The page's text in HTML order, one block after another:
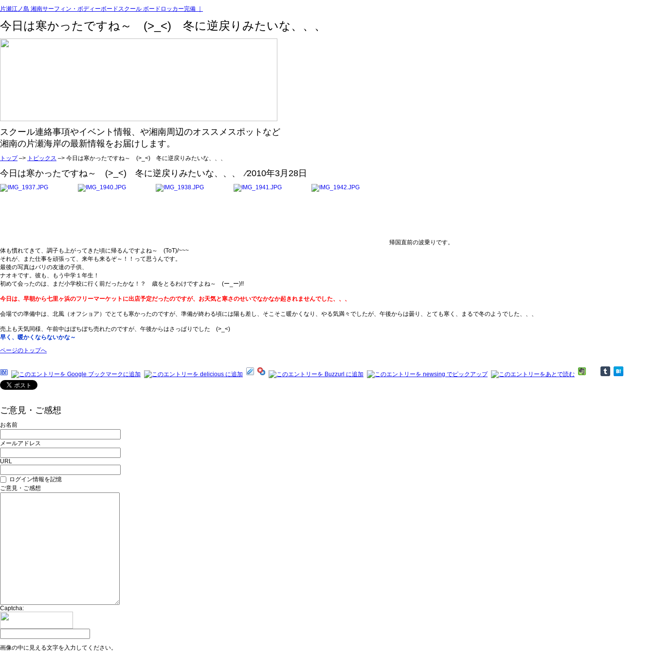
片瀬江ノ島 湘南サーフィン・ボディーボードスクール ボードロッカー完備 ｜
今日は寒かったですね～ (>_<) 冬に逆戻りみたいな、、、
スクール連絡事項やイベント情報、や湘南周辺のオススメスポットなど
湘南の片瀬海岸の最新情報をお届けします。
トップ–> トピックス –> 今日は寒かったですね～ (>_<) 冬に逆戻りみたいな、、、
今日は寒かったですね～ (>_<) 冬に逆戻りみたいな、、、 ⁄2010年3月28日
帰国直前の波乗りです。
体も慣れてきて、調子も上がってきた頃に帰るんですよね～ (ToT)/~~~
それが、また仕事を頑張って、来年も来るぞ～！！って思うんです。
最後の写真はバリの友達の子供、
ナオキです。彼も、もう中学１年生！
初めて会ったのは、まだ小学校に行く前だったかな！？ 歳をとるわけですよね～ (ー_ー)!!
今日は、早朝から七里ヶ浜のフリーマーケットに出店予定だったのですが、お天気と寒さのせいでなかなか起きれませんでした、、、
会場での準備中は、北風（オフショア）でとても寒かったのですが、準備が終わる頃には陽も差し、そこそこ暖かくなり、やる気満々でしたが、午後からは曇り、とても寒く、まるで冬のようでした、、、
売上も天気同様、午前中はぼちぼち売れたのですが、午後からはさっぱりでした (>_<)
早く、暖かくならないかな～
ページのトップへ
ご意見・ご感想
お名前
メールアドレス
URL
ログイン情報を記憶
ご意見・ご感想
Captcha:
画像の中に見える文字を入力してください。